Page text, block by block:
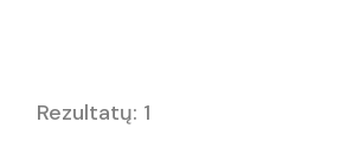
Rezultatų: 1